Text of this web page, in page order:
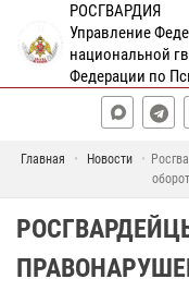
РОСГВАРДИЯ
Управление
национальной
Федерации по
Главная Новости